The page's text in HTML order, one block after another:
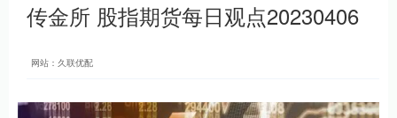
传金所 股指期货每日观点20230406
网站：久联优配